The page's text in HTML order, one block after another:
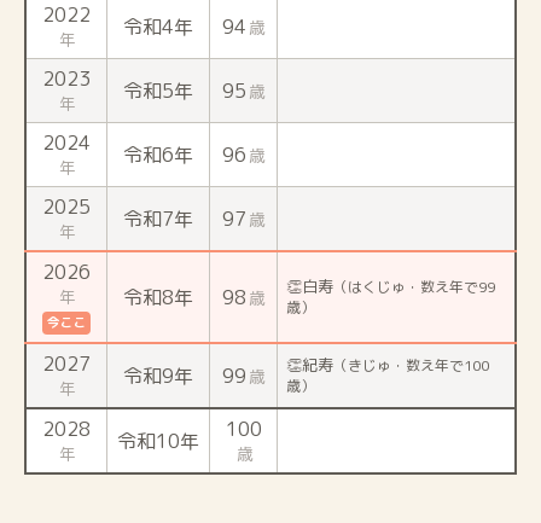
2022
年 令和4年 94 歳
2023
年 令和5年 95 歳
2024
年 令和6年 96 歳
2025
年 令和7年 97 歳
2026
年
今ここ
令和8年 98 歳 👏白寿（はくじゅ・数え年で99
歳）
2027
年 令和9年 99 歳 👏紀寿（きじゅ・数え年で100
歳）
2028
年 令和10年 100
歳